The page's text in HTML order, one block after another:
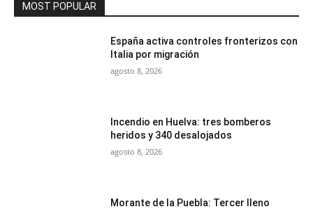
MOST POPULAR
España activa controles fronterizos con
Italia por migración
agosto 8, 2026
Incendio en Huelva: tres bomberos
heridos y 340 desalojados
agosto 8, 2026
Morante de la Puebla: Tercer lleno